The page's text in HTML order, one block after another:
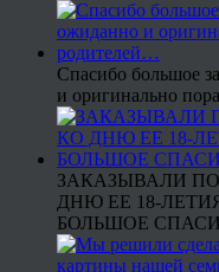
Спасибо большое
и оригинально
ЗАКАЗЫВАЛИ
ДНЮ ЕЕ 18-
БОЛЬШОЕ